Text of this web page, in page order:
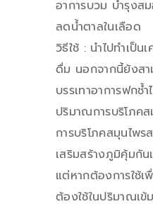
อาการบวม บำรุงส
ลดน้ำตาลในเลือด
วิธีใช้ : นำไปทำเป็
ดื่ม นอกจากนี้ยังสา
บรรเทาอาการฟกช้ำ
ปริมาณการบริโภคส
การบริโภคสมุนไพร
เสริมสร้างภูมิคุ้มกั
แต่หากต้องการใช้เ
ต้องใช้ในปริมาณเ